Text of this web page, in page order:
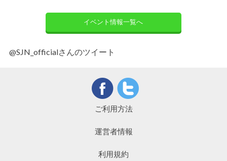
イベント情報一覧へ
@SJN_officialさんのツイート
ご利用方法
運営者情報
利用規約